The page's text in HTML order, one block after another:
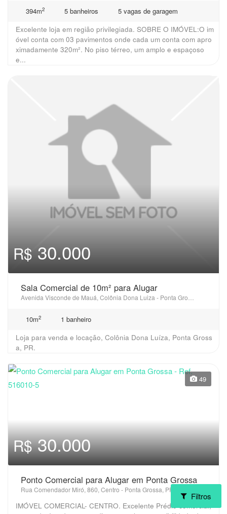
394m2 5 banheiros
5 vagas de garagem
Excelente loja em região privilegiada. SOBRE O IMÓVEL:O im
óvel conta com 03 pavimentos onde cada um conta com apro
ximadamente 320m². No piso térreo, um amplo e espaçoso
e...
R$30.000
Sala Comercial de 10m² para Alugar
10m2
1 banheiro
Loja para venda e locação, Colônia Dona Luíza, Ponta Gross
a, PR.
49
R$30.000
Ponto Comercial para Alugar em Ponta Grossa
Rua Comendador Miró, 860, Centro - Ponta Grossa, PR
IMÓVEL COMERCIAL- CENTRO. Excelente Prédio comercial,
Filtros